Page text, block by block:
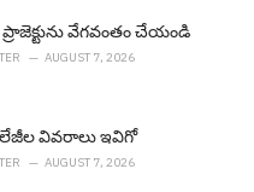
వేగ‌వంతం చేయండి
AUGUST 7, 2026
వివ‌రాలు ఇవిగో
AUGUST 7, 2026